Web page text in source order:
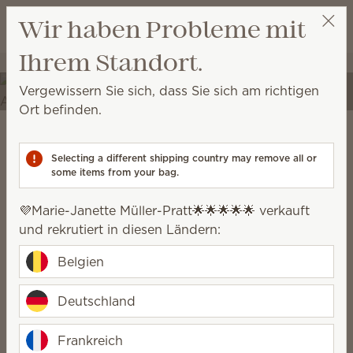
Wunschliste
Warenkorb
💜Marie-Janette Müller-Pratt🌟🌟🌟🌟🌟
Erleben Sie Ihren Raum
neu.
Verwandeln Sie Ihr Zuhause in einen Ort der
hochwertigen Düften.
Scentsy Warm
Wir haben Probleme mit
Ihrem Standort.
Vergewissern Sie sich, dass Sie sich am richtigen
Ort befinden.
Selecting a different shipping country may remove all or
some items from your bag.
💜Marie-Janette Müller-Pratt🌟🌟🌟🌟🌟 verkauft
und rekrutiert in diesen Ländern:
Belgien
Deutschland
Frankreich